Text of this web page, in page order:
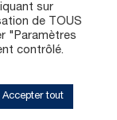
sur
de TOUS
"Paramètres
contrôlé.
Accepter tout